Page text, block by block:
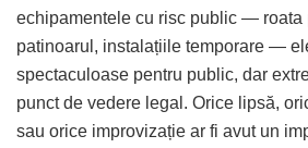
echipamentele cu risc public — roata
patinoarul, instalațiile temporare —
spectaculoase pentru public, dar
punct de vedere legal. Orice lipsă,
sau orice improvizație ar fi avut un